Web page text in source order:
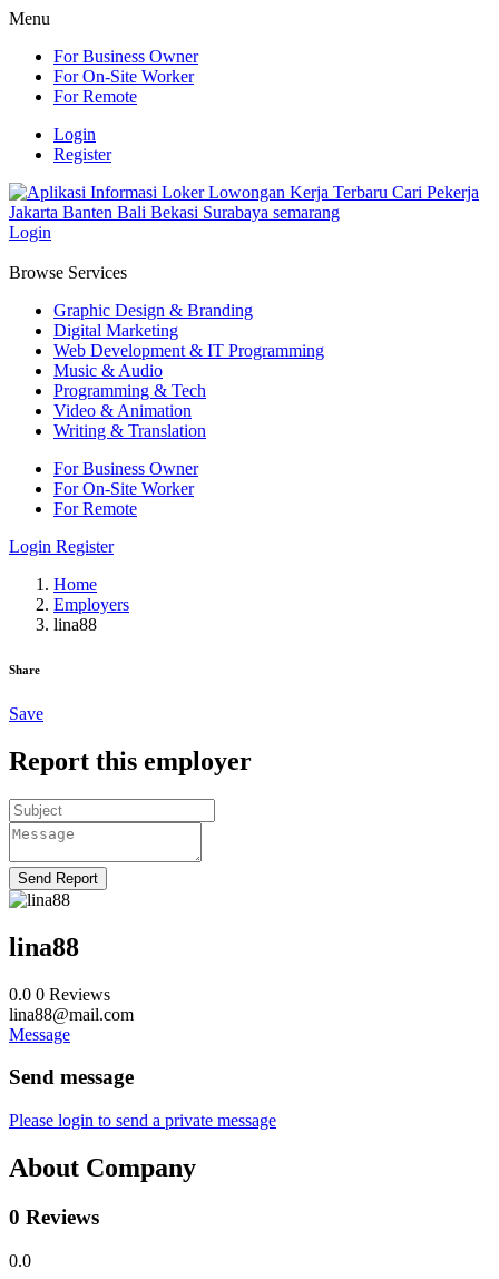
Menu
For Business Owner
For On-Site Worker
For Remote
Login
Register
Login
Browse Services
Graphic Design & Branding
Digital Marketing
Web Development & IT Programming
Music & Audio
Programming & Tech
Video & Animation
Writing & Translation
For Business Owner
For On-Site Worker
For Remote
Login Register
Home
Employers
lina88
Share
Save
Report this employer
Send Report
lina88
0.0 0 Reviews
lina88@mail.com
Message
Send message
Please login to send a private message
About Company
0 Reviews
0.0